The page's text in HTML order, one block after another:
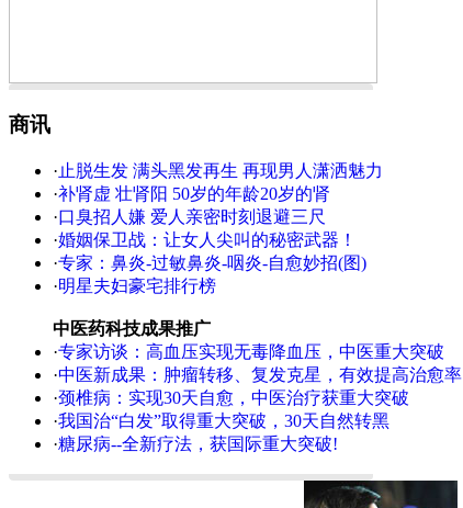
商讯
· 止脱生发 满头黑发再生 再现男人潇洒魅力
·补肾虚 壮肾阳 50岁的年龄20岁的肾
·口臭招人嫌 爱人亲密时刻退避三尺
·婚姻保卫战：让女人尖叫的秘密武器！
·专家：鼻炎-过敏鼻炎-咽炎-自愈妙招(图)
·明星夫妇豪宅排行榜
中医药科技成果推广
·专家访谈：高血压实现无毒降血压，中医重大突破
·中医新成果：肿瘤转移、复发克星，有效提高治愈率
·颈椎病：实现30天自愈，中医治疗获重大突破
·我国治“白发”取得重大突破，30天自然转黑
·糖尿病--全新疗法，获国际重大突破!